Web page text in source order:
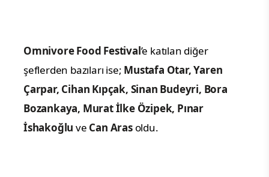
Omnivore Food Festival’e katılan diğer
şeflerden bazıları ise; Mustafa Otar, Yaren
Çarpar, Cihan Kıpçak, Sinan Budeyri, Bora
Bozankaya, Murat İlke Özipek, Pınar
İshakoğluve Can Arasoldu.